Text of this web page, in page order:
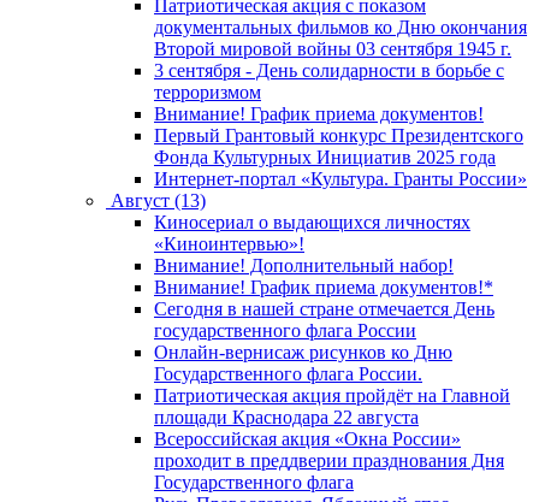
Патриотическая акция с показом
документальных фильмов ко Дню окончания
Второй мировой войны 03 сентября 1945 г.
3 сентября - День солидарности в борьбе с
терроризмом
Внимание! График приема документов!
Первый Грантовый конкурс Президентского
Фонда Культурных Инициатив 2025 года
Интернет-портал «Культура. Гранты России»
Август (13)
Киносериал о выдающихся личностях
«Киноинтервью»!
Внимание! Дополнительный набор!
Внимание! График приема документов!*
Сегодня в нашей стране отмечается День
государственного флага России
Онлайн-вернисаж рисунков ко Дню
Государственного флага России.
Патриотическая акция пройдёт на Главной
площади Краснодара 22 августа
Всероссийская акция «Окна России»
проходит в преддверии празднования Дня
Государственного флага